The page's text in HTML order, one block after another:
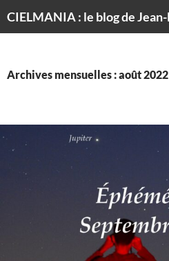
Archives mensuelles : août 2022